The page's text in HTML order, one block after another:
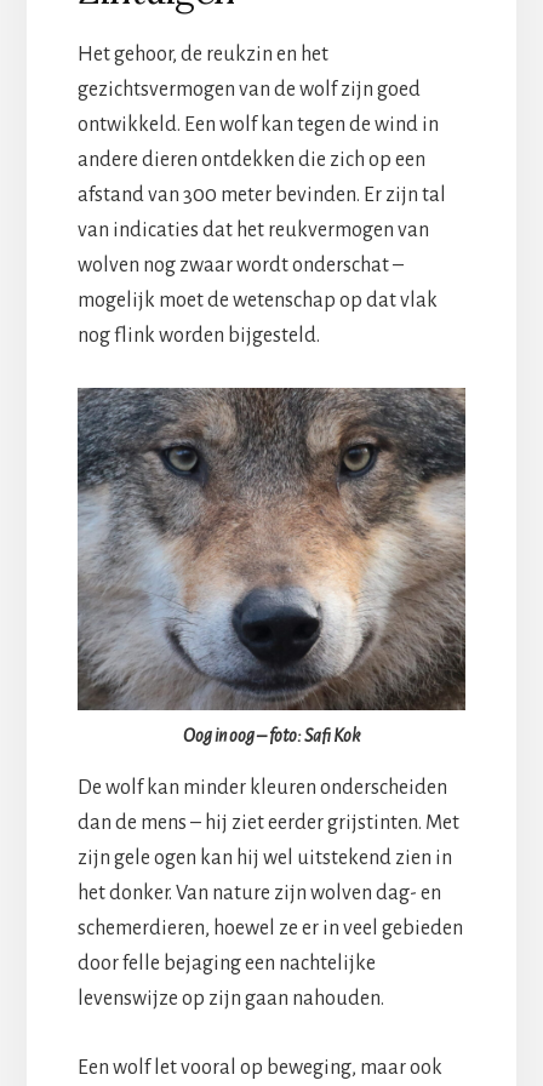
Het gehoor, de reukzin en het
gezichtsvermogen van de wolf zijn goed
ontwikkeld. Een wolf kan tegen de wind in
andere dieren ontdekken die zich op een
afstand van 300 meter bevinden. Er zijn tal
van indicaties dat het reukvermogen van
wolven nog zwaar wordt onderschat –
mogelijk moet de wetenschap op dat vlak
nog flink worden bijgesteld.
Oog in oog – foto: Safi Kok
De wolf kan minder kleuren onderscheiden
dan de mens – hij ziet eerder grijstinten. Met
zijn gele ogen kan hij wel uitstekend zien in
het donker. Van nature zijn wolven dag- en
schemerdieren, hoewel ze er in veel gebieden
door felle bejaging een nachtelijke
levenswijze op zijn gaan nahouden.
Een wolf let vooral op beweging, maar ook